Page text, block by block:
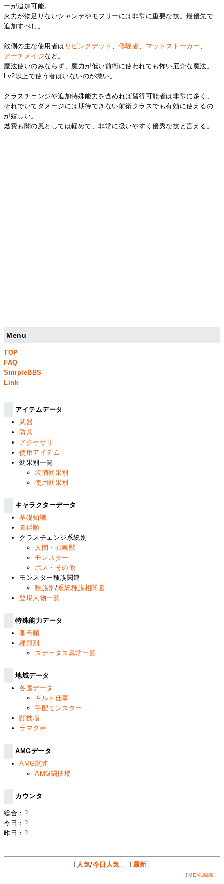
ーが追加可能。
火力が物足りないシャンテやモフリーには非常に重要な技。最優先で
追加すべし。
敵側の主な使用者は リビングデッド 修験者 マッドストーカー
アーチメイジなど。
魔法使いのみならず、魔力が低い前衛に使われても怖い厄介な魔法。
Lv2以上で使う者はいないのが救い。
クラスチェンジや追加特殊能力を含めれば習得可能者は非常に多く、
それでいてダメージには期待できない前衛クラスでも有効に使えるの
が嬉しい。
燃費も闇の風としては軽めで、非常に扱いやすく優秀な技と言える。
Menu
TOP
FAQ
SimpleBBS
Link
アイテムデータ
武器
防具
アクセサリ
使用アイテム
効果別一覧
装備効果別
使用効果別
キャラクターデータ
基礎知識
図鑑順
クラスチェンジ系統別
人間・召喚獣
モンスター
ボス・その他
モンスター種族関連
種族別 /系統種族相関図
登場人物一覧
特殊能力データ
番号順
種類別
ステータス異常一覧
地域データ
各国データ
ギルド仕事
手配モンスター
闘技場
ラマダ寺
AMGデータ
AMG関連
AMG闘技場
カウンタ
総合： ?
今日： ?
昨日： ?
〔 人気/今日人気 〕〔 最新 〕
〔MENU編集〕